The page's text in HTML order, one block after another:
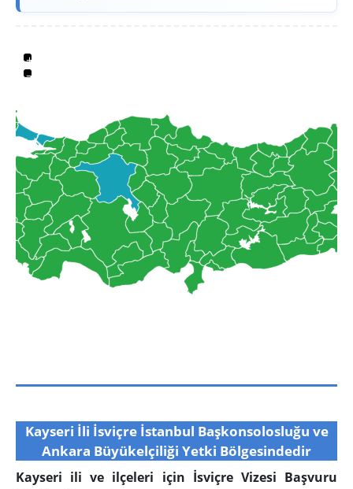
+
−
Kayseri İli İsviçre İstanbul Başkonsolosluğu ve
Ankara Büyükelçiliği Yetki Bölgesindedir
Kayseri ili ve ilçeleri için İsviçre Vizesi Başvuru